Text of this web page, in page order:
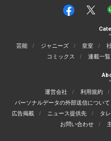
芸能 ジャニーズ 皇室
コミックス
連載一覧
運営会社 利用規約
パーソナルデータの外部送信について
広告掲載
ニュース提供先 タ
お問い合わせ